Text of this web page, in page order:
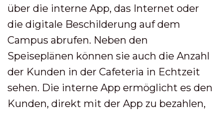
über die interne App, das Internet oder
die digitale Beschilderung auf dem
Campus abrufen. Neben den
Speiseplänen können sie auch die Anzahl
der Kunden in der Cafeteria in Echtzeit
sehen. Die interne App ermöglicht es den
Kunden, direkt mit der App zu bezahlen,